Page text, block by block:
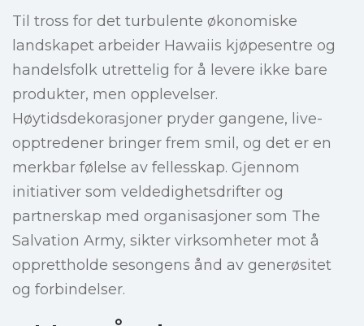
Til tross for det turbulente økonomiske
landskapet arbeider Hawaiis kjøpesentre og
handelsfolk utrettelig for å levere ikke bare
produkter, men opplevelser.
Høytidsdekorasjoner pryder gangene, live-
opptredener bringer frem smil, og det er en
merkbar følelse av fellesskap. Gjennom
initiativer som veldedighetsdrifter og
partnerskap med organisasjoner som The
Salvation Army, sikter virksomheter mot å
opprettholde sesongens ånd av generøsitet
og forbindelser.